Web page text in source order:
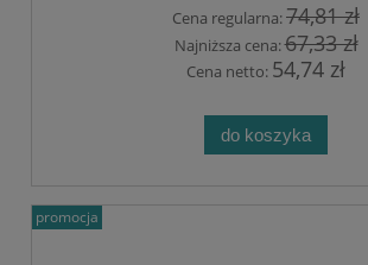
Cena regularna:74,81 zł
Najniższa cena:67,33 zł
Cena netto: 54,74 zł
do koszyka
promocja